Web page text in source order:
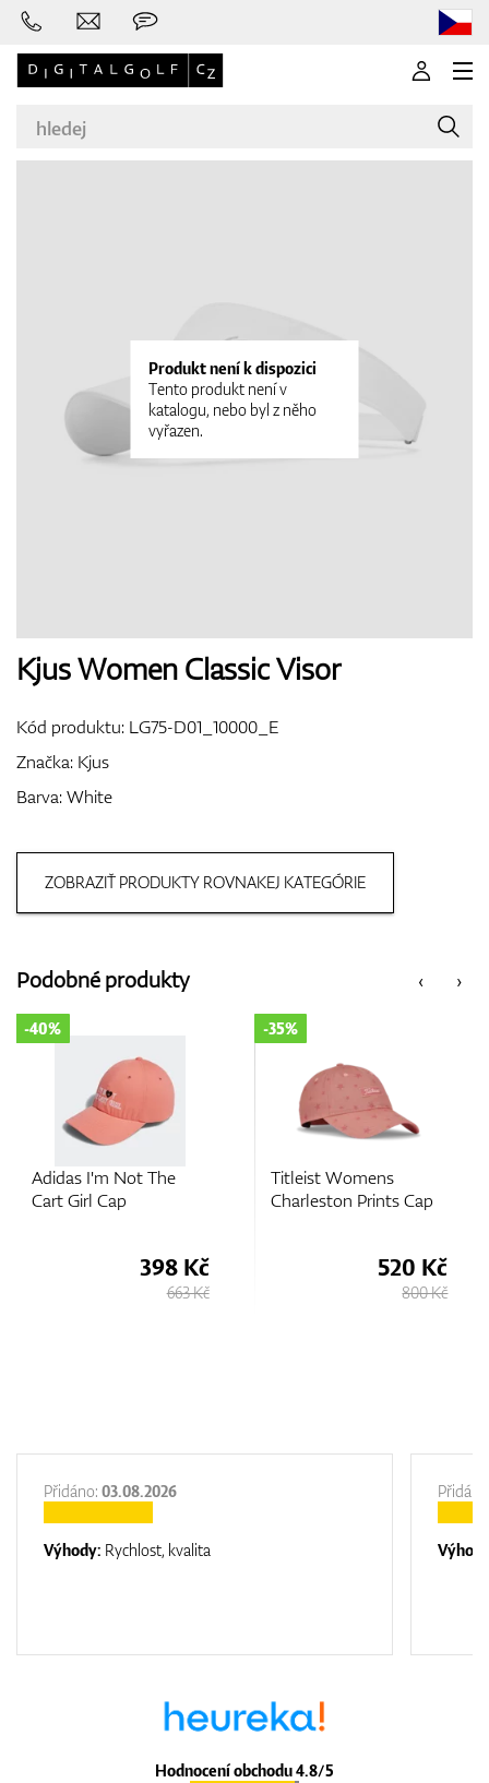
Golfové hole
Bagy
Dárkové poukazy
Produkt není k dispozici
Tento produkt není v
katalogu, nebo byl z něho
vyřazen.
Kjus Women Classic Visor
Kód produktu: LG75-D01_10000_E
Značka: Kjus
Barva: White
ZOBRAZIŤ PRODUKTY ROVNAKEJ KATEGÓRIE
‹
Podobné produkty ›
Adidas I'm Not The
Cart Girl Cap
-40%
398 Kč
663 Kč
Titleist Womens
Charleston Prints Cap
-35%
520 Kč
800 Kč
Hodnocení obchodu 4.8/5
Přidáno: 03.08.2026
Výhody: Rychlost, kvalita